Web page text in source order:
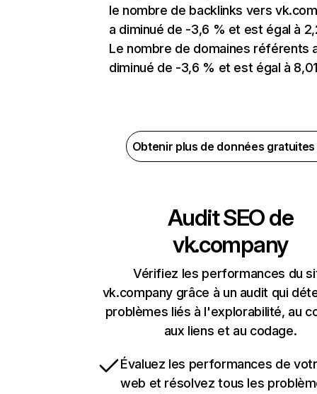
le nombre de backlinks vers
a diminué de -3,6 % et est égal à
Le nombre de domaines référents
diminué de -3,6 % et est égal à
Obtenir plus de données
Audit SEO de
vk.company
Vérifiez les performances du
vk.company grâce à un audit qui
problèmes liés à l'explorabilité, au
aux liens et au codage.
Évaluez les performances de
web et résolvez tous les